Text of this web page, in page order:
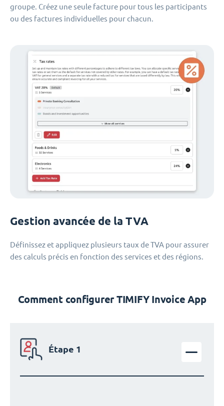
groupe. Créez une seule facture pour tous les participants
ou des factures individuelles pour chacun.
Gestion avancée de la TVA
Définissez et appliquez plusieurs taux de TVA pour assurer
des calculs précis en fonction des services et des régions.
Comment configurer TIMIFY Invoice App
Étape 1